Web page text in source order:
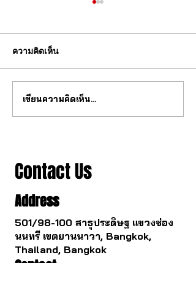
สุดยอด กลไก tourbillon จาก
จีน
ความคิดเห็น
เขียนความคิดเห็น…
Contact Us
Address
501/98-100 สาธุประดิษฐ แขวงช่อง
นนทรี เขตยานนาวา, Bangkok,
Thailand, Bangkok
Contact